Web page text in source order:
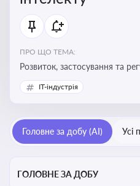
ПРО ЩО ТЕМА:
Розвиток, застосування та
інтелекту в різних сферах —
до державного сектора
IT-індустрія
Головне за добу (AI) Усі
ГОЛОВНЕ ЗА ДОБУ